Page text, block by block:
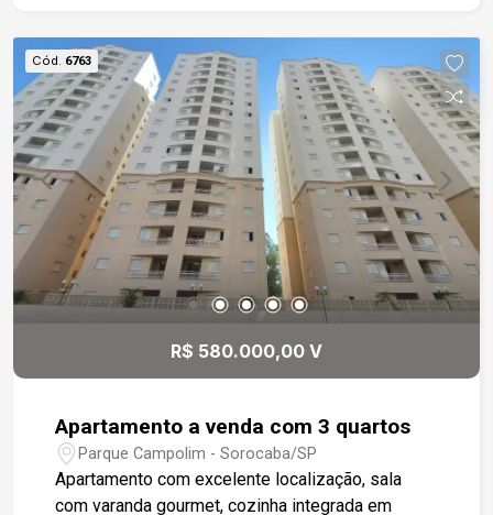
Cód. 6763
R$ 580.000,00 V
Apartamento a venda com 3 quartos
Parque Campolim - Sorocaba/SP
Apartamento com excelente localização, sala
com varanda gourmet, cozinha integrada em